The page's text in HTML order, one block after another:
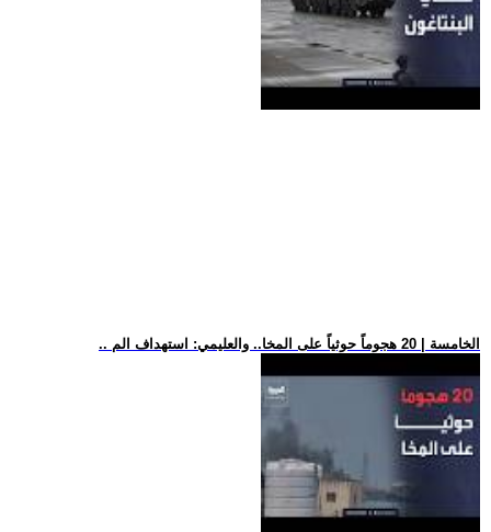
.. الخامسة | 20 هجوماً حوثياً على المخا.. والعليمي: استهداف الم